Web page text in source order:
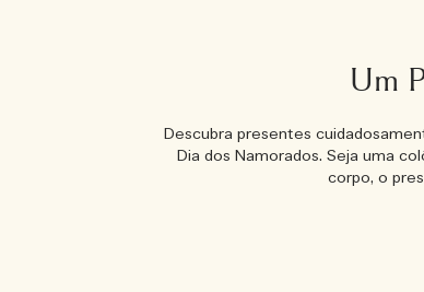
Um
Descubra presentes
Dia dos Namorados. Seja uma
corpo, o